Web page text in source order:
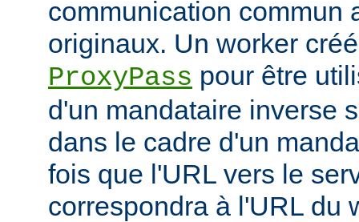
communication commun
originaux. Un worker
ProxyPass pour être
d'un mandataire inverse
dans le cadre d'un
fois que l'URL vers le
correspondra à l'URL du